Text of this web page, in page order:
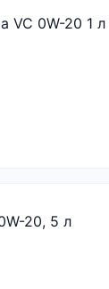
VC 0W-20 1 л
20, 5 л